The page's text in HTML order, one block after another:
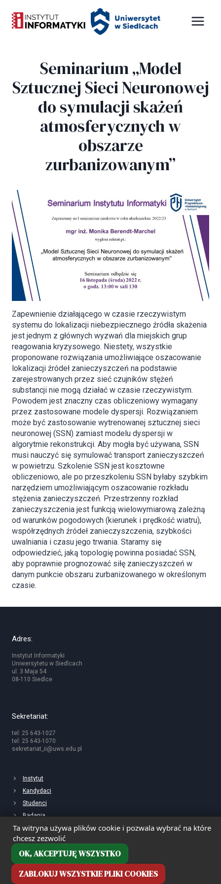
Panel zarządzania plikami cookies
Ta witryna używa plików cookie i pozwala wybrać na które
chcesz zezwolić
OK, AKCEPTUJĘ WSZYSTKO
ZABLOKUJ WSZYSTKIE PLIKI COOKIES
treści
Seminarium „Model
Sztucznej Sieci Neuronowej
do symulacji skażeń
atmosferycznych w
obszarze
zurbanizowanym”
Zapewnienie działającego w czasie rzeczywistym
systemu do lokalizacji niebezpiecznego źródła skażenia
jest jednym z głównych wyzwań dla miejskich grup
reagowania kryzysowego. Niestety, wszystkie
proponowane rozwiązania umożliwiające oszacowanie
lokalizacji źródeł zanieczyszczeń na podstawie
zarejestrowanych przez sieć czujników stężeń
substancji nie mogą działać w czasie rzeczywistym.
Powodem jest znaczny czas obliczeniowy wymagany
przez zastosowane modele dyspersji. Rozwiązaniem
może być zastosowanie wytrenowanej sztucznej sieci
neuronowej (SSN) zamiast modelu dyspersji w
algorytmie rekonstrukcji. Aby mogła być używana, SSN
musi nauczyć się symulować transport zanieczyszczeń
w powietrzu. Szkolenie SSN jest kosztowne
obliczeniowo, ale po przeszkoleniu SSN byłaby szybkim
narzędziem umożliwiającym oszacowanie rozkładu
stężenia zanieczyszczeń. Przestrzenny rozkład
zanieczyszczenia jest funkcją wielowymiarową zależną
od warunków pogodowych (kierunek i prędkość wiatru),
współrzędnych źródeł zanieczyszczenia, szybkości
uwalniania i czasu jego trwania. Staramy się
odpowiedzieć, jaką topologię powinna posiadać SSN,
aby poprawnie prognozować siłę zanieczyszczeń w
danym punkcie obszaru zurbanizowanego w określonym
czasie.
Adres:
Instytut Informatyki
Uniwersytetu w Siedlcach
ul. 3 Maja 54
08-110 Siedlce
Sekretariat:
tel: 25 643-1027
tel: 25 643-1070
sekretariat_ii@uws.edu.pl
Instytut
Kandydaci
Studenci
Badania